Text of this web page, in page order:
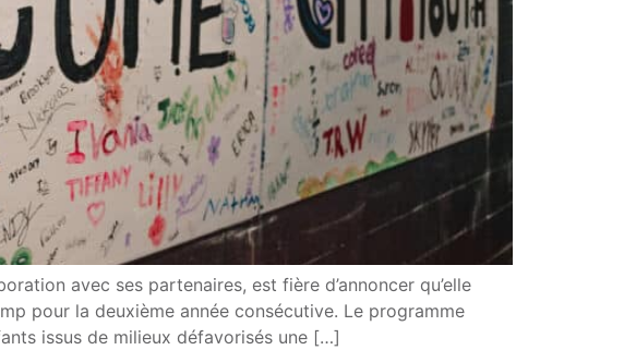
avec ses partenaires, est fière d’annoncer qu’elle
pour la deuxième année consécutive. Le programme
issus de milieux défavorisés une […]